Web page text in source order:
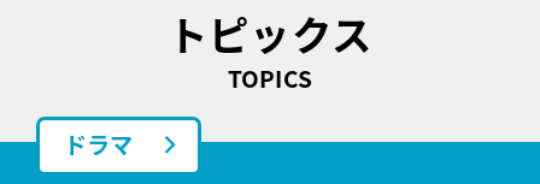
トピックス
TOPICS
ドラマ